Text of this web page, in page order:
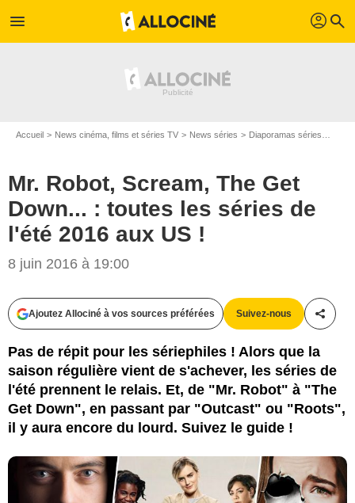
menu profil search
Accueil News cinéma, films et séries TV News séries Diaporamas séries
Mr. Robot, Scream, The Get
Down... : toutes les séries de
l'été 2016 aux US !
8 juin 2016 à 19:00
Ajoutez Allociné à vos sources préférées Suivez-nous
Pas de répit pour les sériephiles ! Alors que la
saison régulière vient de s'achever, les séries de
l'été prennent le relais. Et, de "Mr. Robot" à "The
Get Down", en passant par "Outcast" ou "Roots",
il y aura encore du lourd. Suivez le guide !